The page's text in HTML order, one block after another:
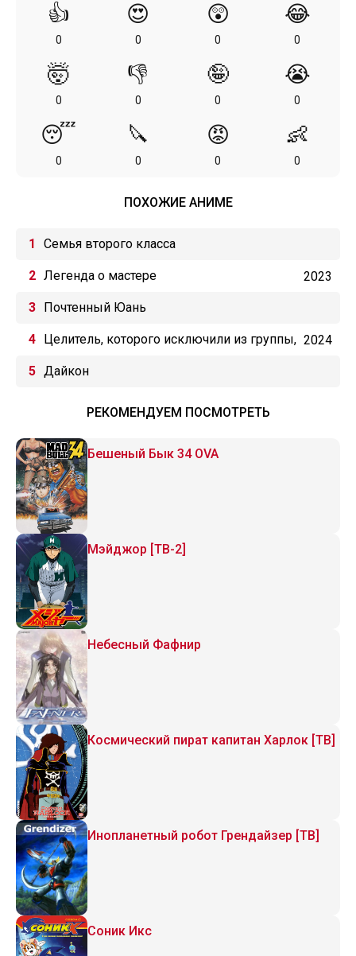
👍
0
😍
0
😲
0
😂
0
🤯
0
👎
0
🤪
0
😭
0
😴
0
🔪
0
😡
0
👶
0
ПОХОЖИЕ АНИМЕ
Семья второго класса
Легенда о мастере 2023
Почтенный Юань
Целитель, которого исключили из группы,
оказался сильнейшим!
2024
Дайкон
РЕКОМЕНДУЕМ ПОСМОТРЕТЬ
Бешеный Бык 34 OVA
Мэйджор [ТВ-2]
Небесный Фафнир
Космический пират капитан Харлок [ТВ]
Инопланетный робот Грендайзер [ТВ]
Соник Икс